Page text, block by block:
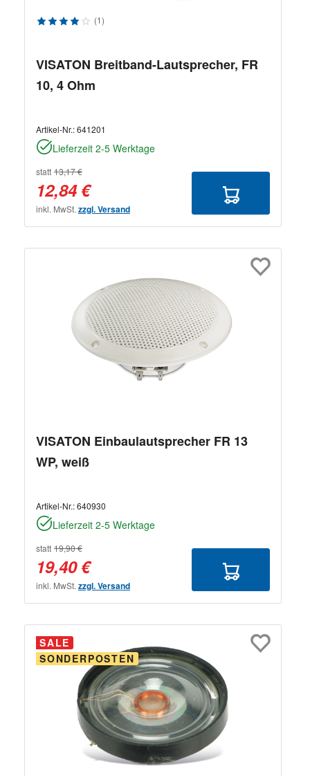
Durchschnittliche Bewertung von 4 von 5 Sternen
(1)
VISATON Breitband-Lautsprecher, FR
10, 4 Ohm
Artikel-Nr.:641201
Lieferzeit 2-5 Werktage
statt 13,17 €
12,84 €
inkl. MwSt. zzgl. Versand
VISATON Einbaulautsprecher FR 13
WP, weiß
Artikel-Nr.:640930
Lieferzeit 2-5 Werktage
statt 19,90 €
19,40 €
inkl. MwSt. zzgl. Versand
SALE
SONDERPOSTEN